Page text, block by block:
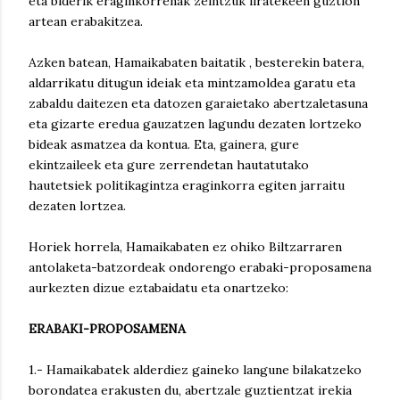
artean erabakitzea.
Azken batean, Hamaikabaten baitatik , besterekin batera,
aldarrikatu ditugun ideiak eta mintzamoldea garatu eta
zabaldu daitezen eta datozen garaietako abertzaletasuna
eta gizarte eredua gauzatzen lagundu dezaten lortzeko
bideak asmatzea da kontua. Eta, gainera, gure
ekintzaileek eta gure zerrendetan hautatutako
hautetsiek politikagintza eraginkorra egiten jarraitu
dezaten lortzea.
Horiek horrela, Hamaikabaten ez ohiko Biltzarraren
antolaketa-batzordeak ondorengo erabaki-proposamena
aurkezten dizue eztabaidatu eta onartzeko:
ERABAKI-PROPOSAMENA
1.- Hamaikabatek alderdiez gaineko langune bilakatzeko
borondatea erakusten du, abertzale guztientzat irekia